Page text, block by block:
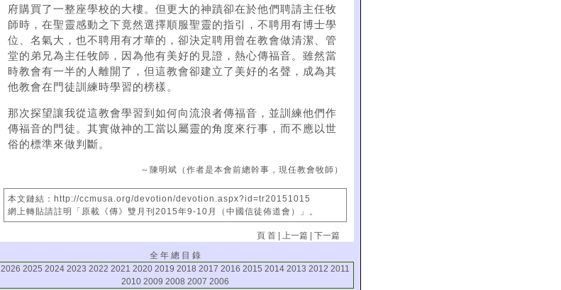
府購買了一整座學校的大樓。但更大的神蹟卻在於他們聘請主任牧
師時，在聖靈感動之下竟然選擇順服聖靈的指引，不聘用有博士學
位、名氣大，也不聘用有才華的，卻決定聘用曾在教會做清潔、管
堂的弟兄為主任牧師，因為他有美好的見證，熱心傳福音。雖然當
時教會有一半的人離開了，但這教會卻建立了美好的名聲，成為其
他教會在門徒訓練時學習的榜樣。
那次探望讓我從這教會學習到如何向流浪者傳福音，並訓練他們作
傳福音的門徒。其實做神的工當以屬靈的角度來行事，而不應以世
俗的標準來做判斷。
～陳明斌（作者是本會前總幹事，現任教會牧師）
本文鏈結：http://ccmusa.org/devotion/devotion.aspx?id=tr20151015
網上轉貼請註明「原載《傳》雙月刊2015年9-10月（中國信徒佈道會）」。
頁 首 |上一篇 |下一篇
全 年 總 目 錄
2026 2025 2024 2023 2022 2021 2020 2019 2018 2017 2016 2015 2014 2013 2012 2011
2010 2009 2008 2007 2006